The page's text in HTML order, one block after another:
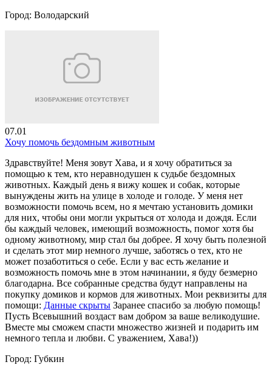
Город: Володарский
07.01
Хочу помочь бездомным животным
Здравствуйте! Меня зовут Хава, и я хочу обратиться за
помощью к тем, кто неравнодушен к судьбе бездомных
животных. Каждый день я вижу кошек и собак, которые
вынуждены жить на улице в холоде и голоде. У меня нет
возможности помочь всем, но я мечтаю установить домики
для них, чтобы они могли укрыться от холода и дождя. Если
бы каждый человек, имеющий возможность, помог хотя бы
одному животному, мир стал бы добрее. Я хочу быть полезной
и сделать этот мир немного лучше, заботясь о тех, кто не
может позаботиться о себе. Если у вас есть желание и
возможность помочь мне в этом начинании, я буду безмерно
благодарна. Все собранные средства будут направлены на
покупку домиков и кормов для животных. Мои реквизиты для
помощи: Данные скрыты Заранее спасибо за любую помощь!
Пусть Всевышний воздаст вам добром за ваше великодушие.
Вместе мы сможем спасти множество жизней и подарить им
немного тепла и любви. С уважением, Хава!))
Город: Губкин